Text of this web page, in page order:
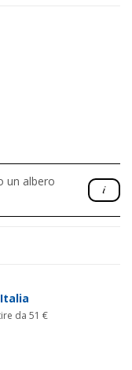
un albero
da 51 €